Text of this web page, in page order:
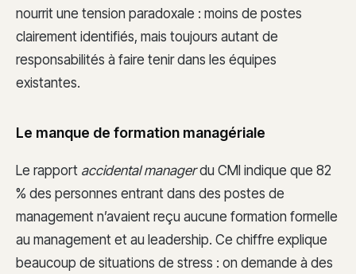
nourrit une tension paradoxale : moins de postes
clairement identifiés, mais toujours autant de
responsabilités à faire tenir dans les équipes
existantes.
Le manque de formation managériale
Le rapport accidental managerdu CMI indique que 82
% des personnes entrant dans des postes de
management n’avaient reçu aucune formation formelle
au management et au leadership. Ce chiffre explique
beaucoup de situations de stress : on demande à des